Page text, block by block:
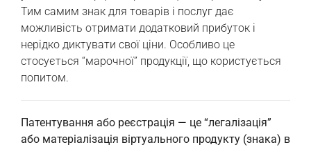
Тим самим знак для товарів і послуг дає
можливість отримати додатковий прибуток і
нерідко диктувати свої ціни. Особливо це
стосується “марочної” продукції, що користується
попитом.
Патентування або реєстрація — це “легалізація”
або матеріалізація віртуального продукту (знака) в